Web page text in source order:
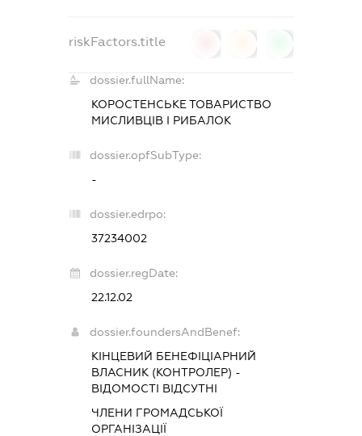
riskFactors.title
dossier.fullName:
КОРОСТЕНСЬКЕ ТОВАРИСТВО
МИСЛИВЦІВ І РИБАЛОК
dossier.opfSubType:
-
dossier.edrpo:
37234002
dossier.regDate:
22.12.02
dossier.foundersAndBenef:
КІНЦЕВИЙ БЕНЕФІЦІАРНИЙ
ВЛАСНИК (КОНТРОЛЕР) -
ВІДОМОСТІ ВІДСУТНІ
ЧЛЕНИ ГРОМАДСЬКОЇ
ОРГАНІЗАЦІЇ